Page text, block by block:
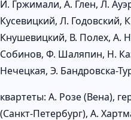
И. Гржимали, А. Глен, Л.
Кусевицкий, Л. Годовский,
Кнушевицкий, В. Полех, А.
Собинов, Ф. Шаляпин, Н.
Нечецкая, Э. Бандровска-
квартеты: А. Розе (Вена),
(Санкт-Петербург), А.